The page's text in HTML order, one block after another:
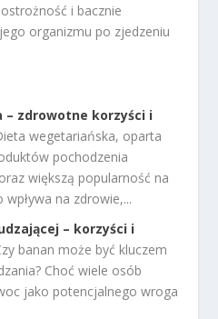
i bacznie
organizmu po zjedzeniu
zdrowotne korzyści i
wegetariańska, oparta
pochodzenia
większą popularność na
wpływa na zdrowie,...
– korzyści i
banan może być kluczem
Choć wiele osób
jako potencjalnego wroga